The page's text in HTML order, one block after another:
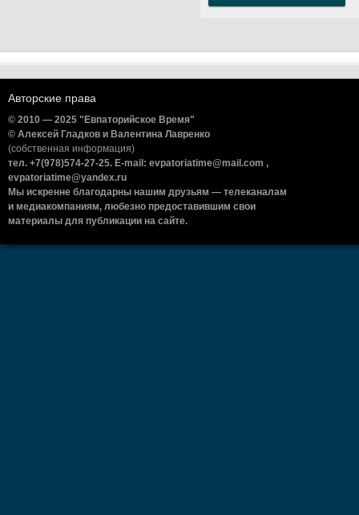
Авторские права
© 2010 — 2025 "Евпаторийское Время"
© Алексей Гладков и Валентина Лавренко
(собственная информация)
тел. +7(978)574-27-25. E-mail: evpatoriatime@mail.com ,
evpatoriatime@yandex.ru
Мы искренне благодарны нашим друзьям — телеканалам
и медиакомпаниям, любезно предоставившим свои
материалы для публикации на сайте.